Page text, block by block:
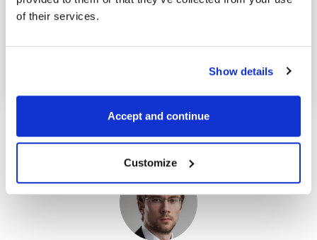
of their services.
Show details
Accept and continue
Customize
importante análisis.